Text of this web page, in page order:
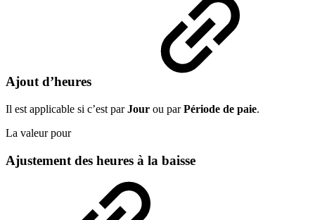
Ajout d’heures
Il est applicable si c’est parJour ou parPériode de paie.
La valeur pour
Ajustement des heures à la baisse